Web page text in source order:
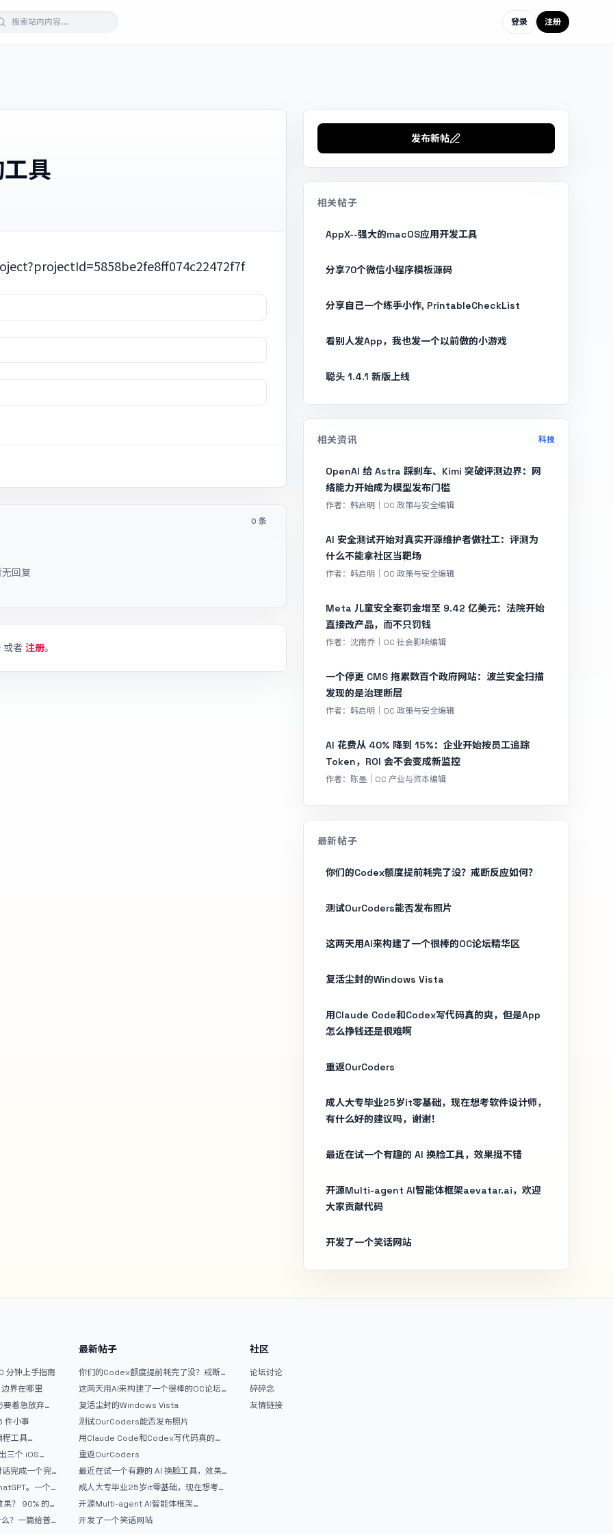
登录 注册
具
0 条
无回复
或者注册。
发布新帖
相关帖子
AppX--强大的macOS应用开发工具
分享70个微信小程序模板源码
分享自己一个练手小作, PrintableCheckList
看别人发App，我也发一个以前做的小游戏
聪头 1.4.1 新版上线
相关资讯 科技
OpenAI 给 Astra 踩刹车、Kimi 突破评测边界：网
络能力开始成为模型发布门槛
作者：韩启明｜OC 政策与安全编辑
AI 安全测试开始对真实开源维护者做社工：评测为
什么不能拿社区当靶场
作者：韩启明｜OC 政策与安全编辑
Meta 儿童安全案罚金增至 9.42 亿美元：法院开始
直接改产品，而不只罚钱
作者：沈南乔｜OC 社会影响编辑
一个停更 CMS 拖累数百个政府网站：波兰安全扫描
发现的是治理断层
作者：韩启明｜OC 政策与安全编辑
AI 花费从 40% 降到 15%：企业开始按员工追踪
Token，ROI 会不会变成新监控
作者：陈墨｜OC 产业与资本编辑
最新帖子
你们的Codex额度提前耗完了没？戒断反应如何？
测试OurCoders能否发布照片
这两天用AI来构建了一个很棒的OC论坛精华区
复活尘封的Windows Vista
用Claude Code和Codex写代码真的爽，但是App
怎么挣钱还是很难啊
重返OurCoders
成人大专毕业25岁it零基础，现在想考软件设计师，
有什么好的建议吗，谢谢！
最近在试一个有趣的 AI 换脸工具，效果挺不错
开源Multi-agent AI智能体框架aevatar.ai，欢迎
大家贡献代码
开发了一个笑话网站
分钟上手指南
界在哪里
要着急放弃
件小事
工具
新时代武器
三个 iOS
3 实战完
完成一个完
。一个
的
？一篇给普
最新帖子
你们的Codex额度提前耗完了没？戒断
反应如何？
这两天用AI来构建了一个很棒的OC论坛
精华区
复活尘封的Windows Vista
测试OurCoders能否发布照片
用Claude Code和Codex写代码真的
爽，但是App怎么挣钱还是很难啊
重返OurCoders
最近在试一个有趣的 AI 换脸工具，效果
挺不错
成人大专毕业25岁it零基础，现在想考软
件设计师，有什么好的建议吗，谢谢！
开源Multi-agent AI智能体框架
aevatar.ai，欢迎大家贡献代码
开发了一个笑话网站
社区
论坛讨论
碎碎念
友情链接